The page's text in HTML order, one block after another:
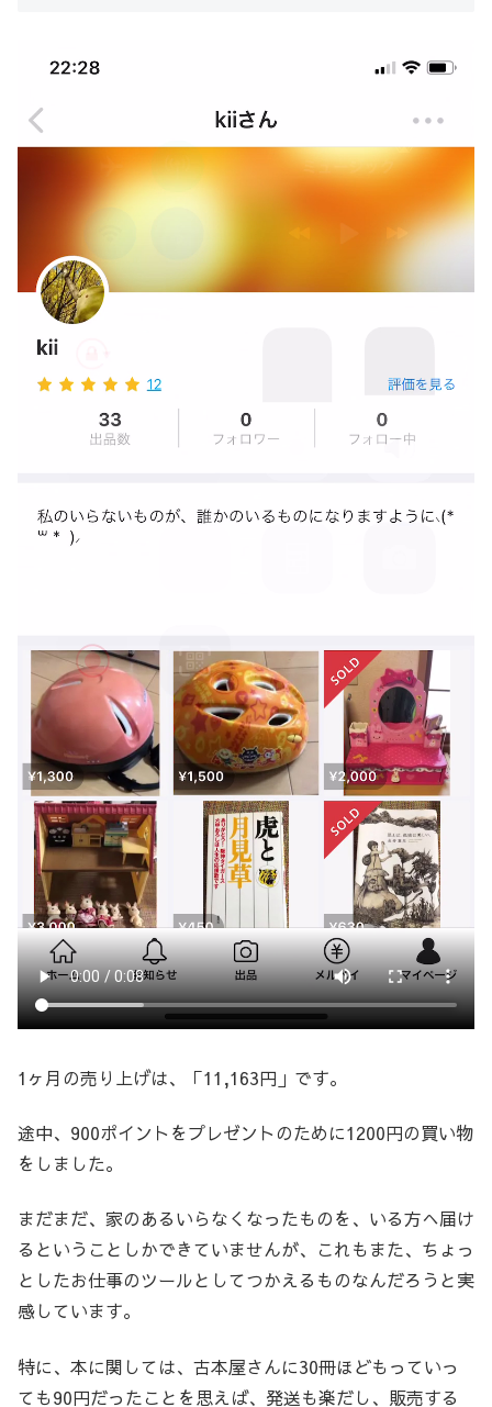
1ヶ月の売り上げは、「11,163円」です。
途中、900ポイントをプレゼントのために1200円の買い物
をしました。
まだまだ、家のあるいらなくなったものを、いる方へ届け
るということしかできていませんが、これもまた、ちょっ
としたお仕事のツールとしてつかえるものなんだろうと実
感しています。
特に、本に関しては、古本屋さんに30冊ほどもっていっ
ても90円だったことを思えば、発送も楽だし、販売する